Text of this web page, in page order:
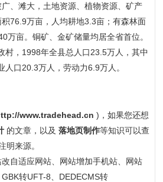
、滩大，土地资源、植物资源、矿产
76.9万亩，人均耕地3.3亩；有森林面
万亩。铜矿、金矿储量均居全省首位。
村，1998年全县总人口23.5万人，其中
口20.3万人，劳动力6.9万人。
www.tradehead.cn )，如果您还想
的文章，以及 落地页制作等知识可以查
明来源。
自适应网站、网站增加手机站、网站
转UFT-8、DEDECMS转